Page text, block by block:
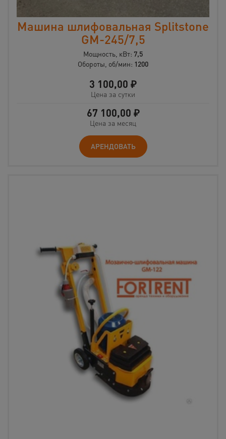
Машина шлифовальная Splitstone
GM-245/7,5
Мощность, кВт: 7,5
Обороты, об/мин: 1200
3 100,00 ₽
Цена за сутки
67 100,00 ₽
Цена за месяц
АРЕНДОВАТЬ